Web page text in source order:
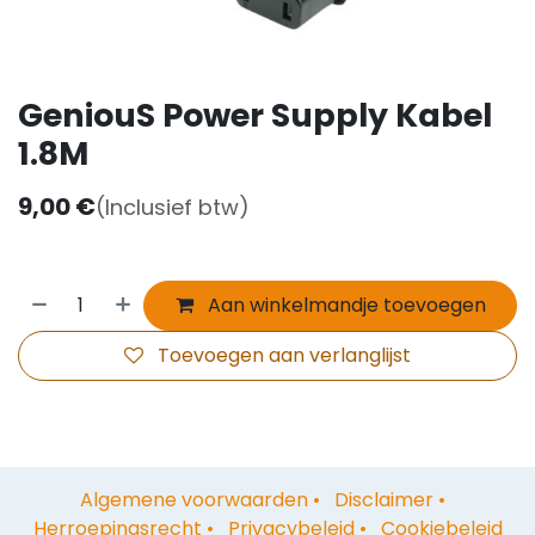
GeniouS Power Supply Kabel
1.8M
9,00€(Inclusief btw)
Aan winkelmandje toevoegen
Toevoegen aan verlanglijst
Algemene voorwaarden • Disclaimer •
Herroepingsrecht • Privacybeleid • Cookiebeleid